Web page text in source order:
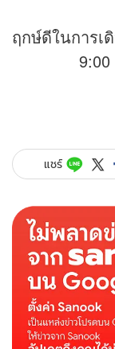
ฤกษ์ดีในการ
9:00 -
แชร์